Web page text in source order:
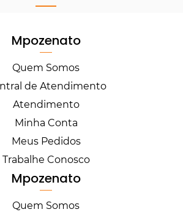
Mpozenato
Quem Somos
de Atendimento
Atendimento
Minha Conta
Meus Pedidos
Trabalhe Conosco
Mpozenato
Quem Somos